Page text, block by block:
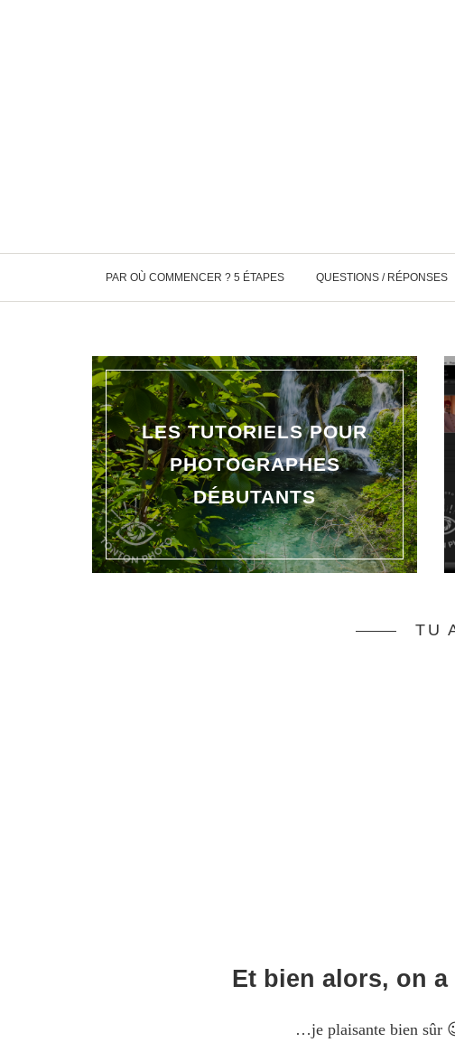
PAR OÙ COMMENCER ? 5 ÉTAPES QUESTIONS / RÉPONSES
LES TUTORIELS POUR
PHOTOGRAPHES
DÉBUTANTS
TU
Et bien alors, on
…je plaisante bien sûr